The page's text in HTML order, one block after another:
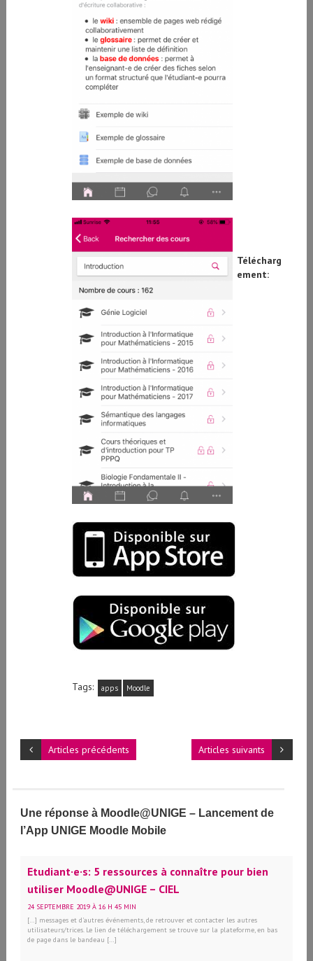
Télécharg
ement:
Tags: apps Moodle
Articles suivants
Articles précédents
Une réponse à Moodle@UNIGE – Lancement de
l’App UNIGE Moodle Mobile
Etudiant·e·s: 5 ressources à connaître pour bien
utiliser Moodle@UNIGE – CIEL
24 SEPTEMBRE 2019 À 16 H 45 MIN
[…] messages et d’autres événements, de retrouver et contacter les autres
utilisateurs/trices. Le lien de téléchargement se trouve sur la plateforme, en bas
de page dans le bandeau […]